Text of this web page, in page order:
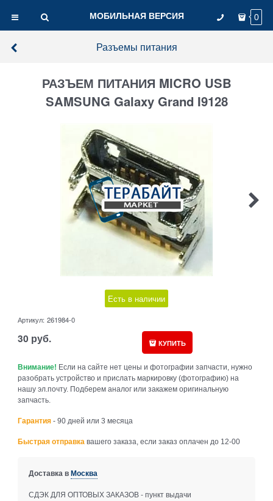
МОБИЛЬНАЯ ВЕРСИЯ 0
Разъемы питания
РАЗЪЕМ ПИТАНИЯ MICRO USB
SAMSUNG Galaxy Grand I9128
Есть в наличии
Артикул: 261984-0
30 руб. КУПИТЬ
Внимание! Если на сайте нет цены и фотографии запчасти, нужно
разобрать устройство и прислать маркировку (фотографию) на
нашу эл.почту. Подберем аналог или закажем оригинальную
запчасть.
Гарантия - 90 дней или 3 месяца
Быстрая отправка вашего заказа, если заказ оплачен до 12-00
Доставка вМосква
СДЭК ДЛЯ ОПТОВЫХ ЗАКАЗОВ - пункт выдачи